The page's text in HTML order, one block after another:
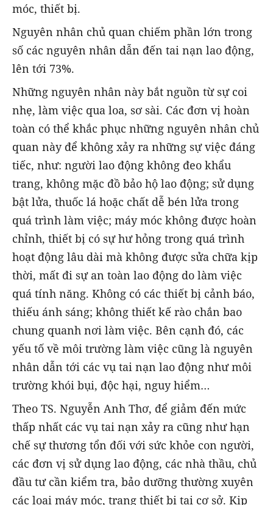
móc, thiết bị.
Nguyên nhân chủ quan chiếm phần lớn trong
số các nguyên nhân dẫn đến tai nạn lao động,
lên tới 73%.
Những nguyên nhân này bắt nguồn từ sự coi
nhẹ, làm việc qua loa, sơ sài. Các đơn vị hoàn
toàn có thể khắc phục những nguyên nhân chủ
quan này để không xảy ra những sự việc đáng
tiếc, như: người lao động không đeo khẩu
trang, không mặc đồ bảo hộ lao động; sử dụng
bật lửa, thuốc lá hoặc chất dễ bén lửa trong
quá trình làm việc; máy móc không được hoàn
chỉnh, thiết bị có sự hư hỏng trong quá trình
hoạt động lâu dài mà không được sửa chữa kịp
thời, mất đi sự an toàn lao động do làm việc
quá tính năng. Không có các thiết bị cảnh báo,
thiếu ánh sáng; không thiết kế rào chắn bao
chung quanh nơi làm việc. Bên cạnh đó, các
yếu tố về môi trường làm việc cũng là nguyên
nhân dẫn tới các vụ tai nạn lao động như môi
trường khói bụi, độc hại, nguy hiểm…
Theo TS. Nguyễn Anh Thơ, để giảm đến mức
thấp nhất các vụ tai nạn xảy ra cũng như hạn
chế sự thương tổn đối với sức khỏe con người,
các đơn vị sử dụng lao động, các nhà thầu, chủ
đầu tư cần kiểm tra, bảo dưỡng thường xuyên
các loại máy móc, trang thiết bị tại cơ sở. Kịp